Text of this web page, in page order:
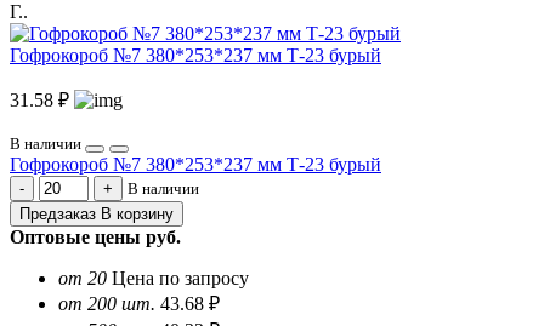
Г..
Гофрокороб №7 380*253*237 мм Т-23 бурый
31.58 ₽
В наличии
Гофрокороб №7 380*253*237 мм Т-23 бурый
В наличии
Предзаказ В корзину
Оптовые цены руб.
от 20 Цена по запросу
от 200 шт. 43.68 ₽